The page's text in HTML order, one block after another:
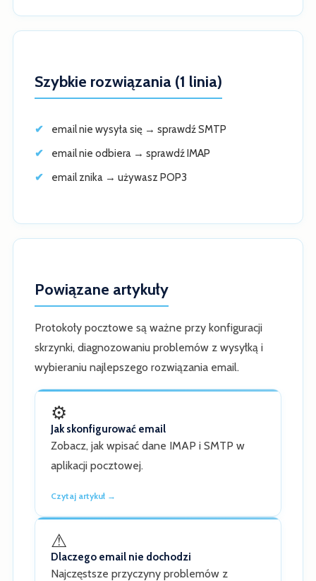
Szybkie rozwiązania (1 linia)
email nie wysyła się → sprawdź SMTP
email nie odbiera → sprawdź IMAP
email znika → używasz POP3
Powiązane artykuły
Protokoły pocztowe są ważne przy konfiguracji
skrzynki, diagnozowaniu problemów z wysyłką i
wybieraniu najlepszego rozwiązania email.
⚙
Jak skonfigurować email
Zobacz, jak wpisać dane IMAP i SMTP w
aplikacji pocztowej.
Czytaj artykuł →
⚠
Dlaczego email nie dochodzi
Najczęstsze przyczyny problemów z